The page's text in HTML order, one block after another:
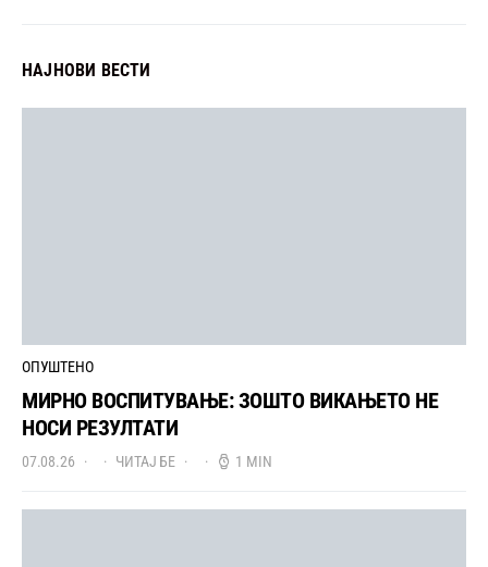
НАЈНОВИ ВЕСТИ
ОПУШТЕНО
МИРНО ВОСПИТУВАЊЕ: ЗОШТО ВИКАЊЕТО НЕ
НОСИ РЕЗУЛТАТИ
07.08.26 ЧИТАЈ БЕ 1 MIN